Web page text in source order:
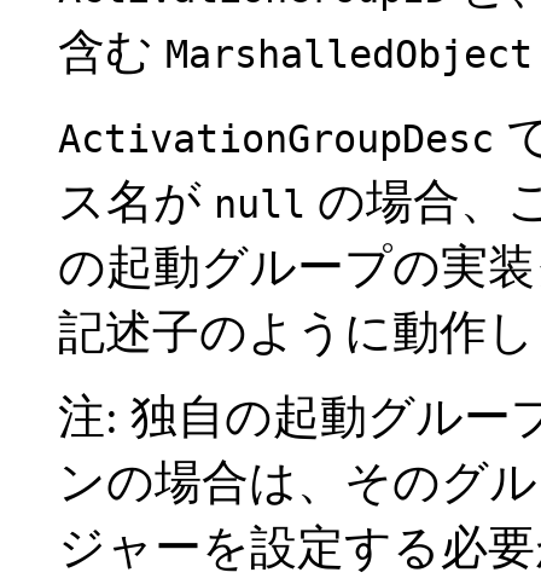
含む MarshalledObject
ActivationGroupDesc
ス名が null の場合、
の起動グループの実
記述子のように動作
注: 独自の起動グルー
ンの場合は、そのグ
ジャーを設定する必